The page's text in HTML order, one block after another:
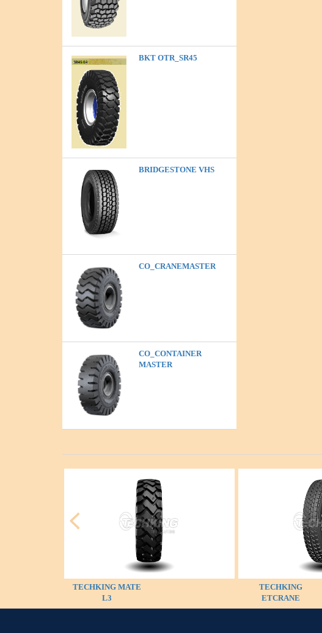
BKT OTR_SR45
BRIDGESTONE VHS
CO_CRANEMASTER
CO_CONTAINER
MASTER
TECHKING MATE
L3
TECHKING
ETCRANE